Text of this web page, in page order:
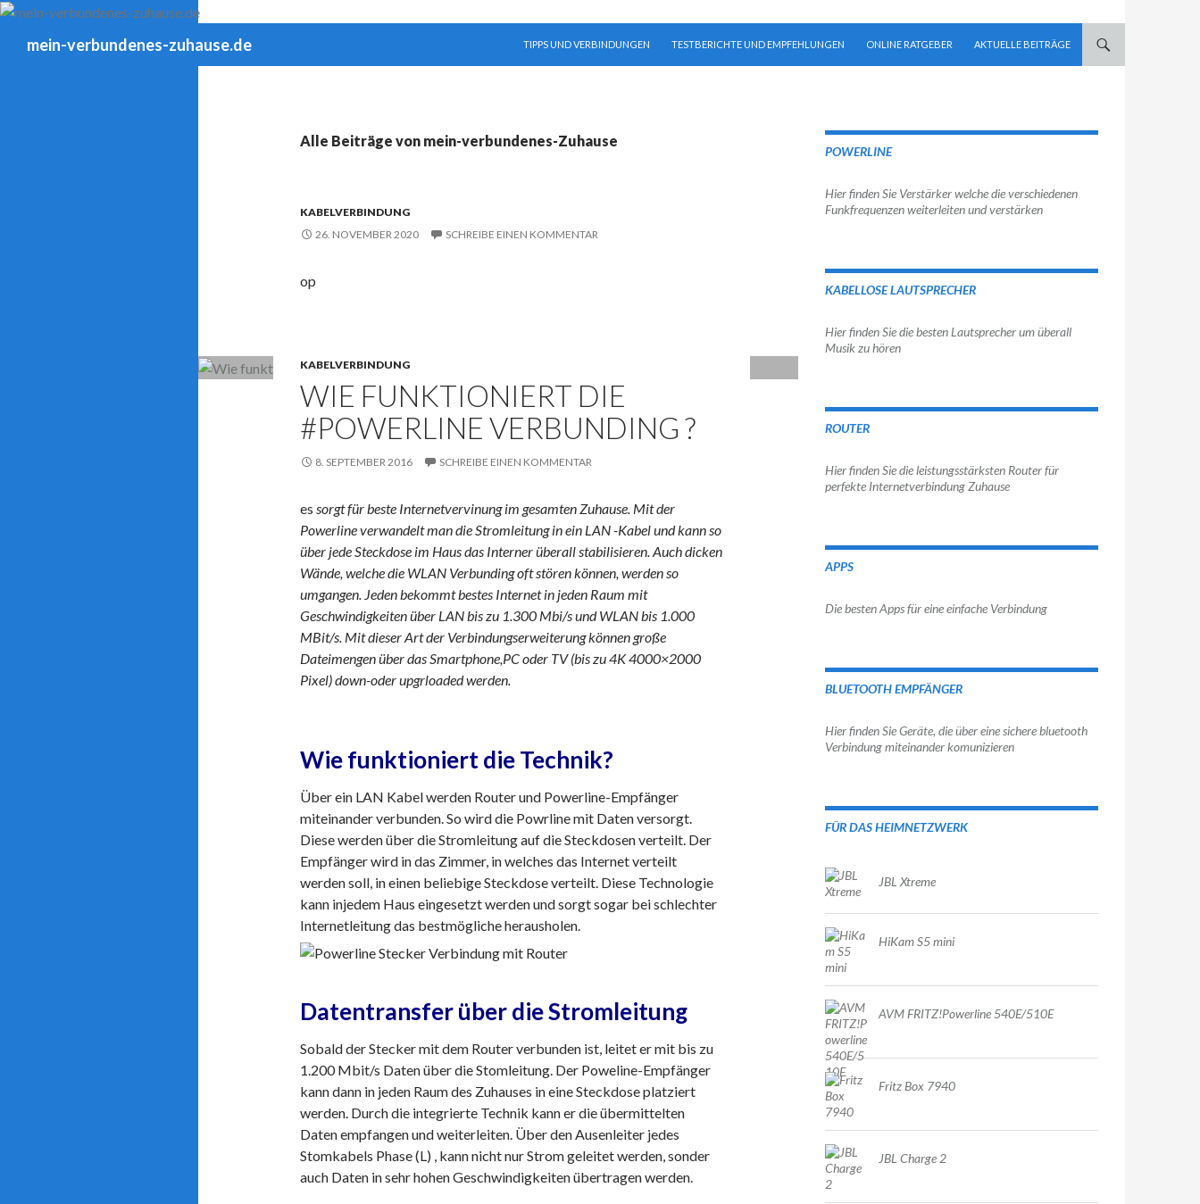
mein-verbundenes-zuhause.de
TIPPS UND VERBINDUNGEN
TESTBERICHTE UND EMPFEHLUNGEN ONLINE RATGEBER AKTUELLE BEITRÄGE
Alle Beiträge von mein-verbundenes-Zuhause
KABELVERBINDUNG
26. NOVEMBER 2020
SCHREIBE EINEN KOMMENTAR
op
KABELVERBINDUNG
WIE FUNKTIONIERT DIE
#POWERLINE VERBUNDING ?
8. SEPTEMBER 2016 SCHREIBE EINEN KOMMENTAR
es sorgt für beste Internetvervinung im gesamten Zuhause. Mit der
Powerline verwandelt man die Stromleitung in ein LAN -Kabel und kann so
über jede Steckdose im Haus das Interner überall stabilisieren. Auch dicken
Wände, welche die WLAN Verbunding oft stören können, werden so
umgangen. Jeden bekommt bestes Internet in jeden Raum mit
Geschwindigkeiten über LAN bis zu 1.300 Mbi/s und WLAN bis 1.000
MBit/s. Mit dieser Art der Verbindungserweiterung können große
Dateimengen über das Smartphone,PC oder TV (bis zu 4K 4000×2000
Pixel) down-oder upgrloaded werden.
Wie funktioniert die Technik?
Über ein LAN Kabel werden Router und Powerline-Empfänger
miteinander verbunden. So wird die Powrline mit Daten versorgt.
Diese werden über die Stromleitung auf die Steckdosen verteilt. Der
Empfänger wird in das Zimmer, in welches das Internet verteilt
werden soll, in einen beliebige Steckdose verteilt. Diese Technologie
kann injedem Haus eingesetzt werden und sorgt sogar bei schlechter
Internetleitung das bestmögliche herausholen.
Datentransfer über die Stromleitung
Sobald der Stecker mit dem Router verbunden ist, leitet er mit bis zu
1.200 Mbit/s Daten über die Stomleitung. Der Poweline-Empfänger
kann dann in jeden Raum des Zuhauses in eine Steckdose platziert
werden. Durch die integrierte Technik kann er die übermittelten
Daten empfangen und weiterleiten. Über den Ausenleiter jedes
Stomkabels Phase (L) , kann nicht nur Strom geleitet werden, sonder
auch Daten in sehr hohen Geschwindigkeiten übertragen werden.
POWERLINE
Hier finden Sie Verstärker welche die verschiedenen
Funkfrequenzen weiterleiten und verstärken
KABELLOSE LAUTSPRECHER
Hier finden Sie die besten Lautsprecher um überall
Musik zu hören
ROUTER
Hier finden Sie die leistungsstärksten Router für
perfekte Internetverbindung Zuhause
APPS
Die besten Apps für eine einfache Verbindung
BLUETOOTH EMPFÄNGER
Hier finden Sie Geräte, die über eine sichere bluetooth
Verbindung miteinander komunizieren
FÜR DAS HEIMNETZWERK
JBL Xtreme
HiKam S5 mini
AVM FRITZ!Powerline 540E/510E
Fritz Box 7940
JBL Charge 2